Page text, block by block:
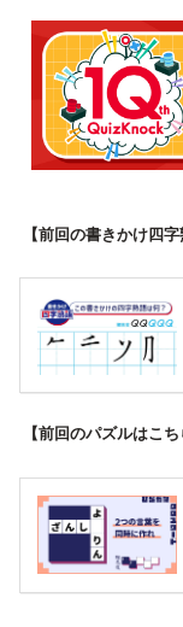
【前回の書きかけ四字
【前回のパズルはこち